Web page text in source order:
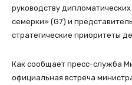
руководству
семерки» (G7) и
стратегические приоритеты
Как сообщает пресс-служба
официальная встреча